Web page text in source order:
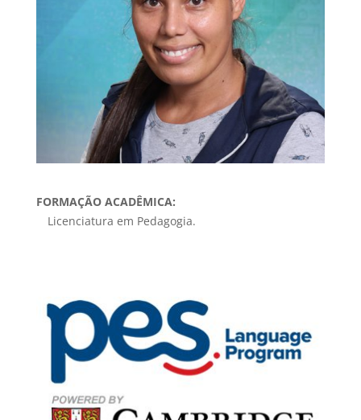
FORMAÇÃO ACADÊMICA:
Licenciatura em Pedagogia.